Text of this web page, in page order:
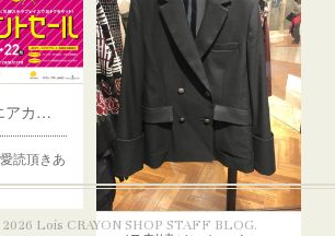
ヨンの… 札幌ではJRタワース…
JRタワースクエアカード5倍ポイントセール
読頂きあ
2026 Lois CRAYON SHOP STAFF BLOG.